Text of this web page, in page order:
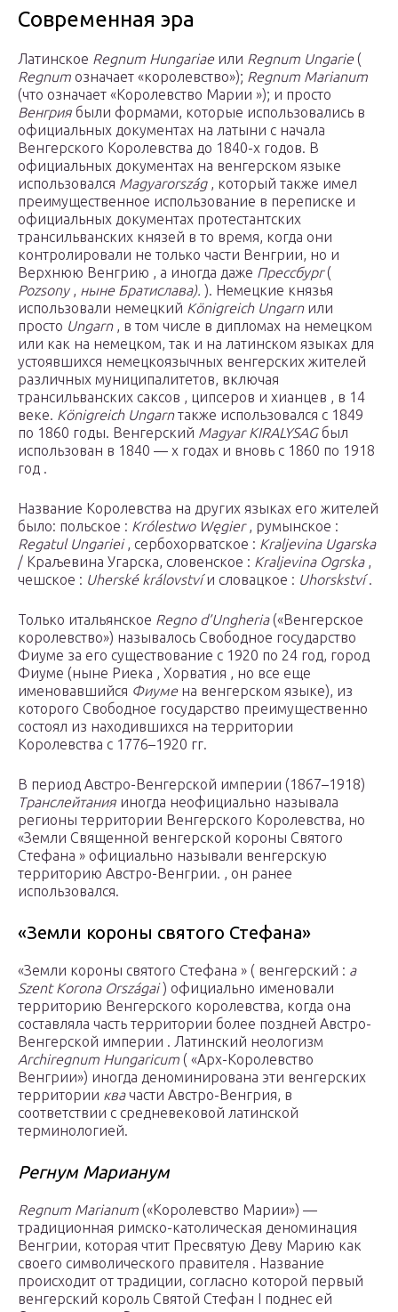
Современная эра
Латинское Regnum Hungariaeили Regnum Ungarie(
Regnum означает «королевство»); Regnum Marianum
(что означает «Королевство Марии »); и просто
Венгрия были формами, которые использовались в
официальных документах на латыни с начала
Венгерского Королевства до 1840-х годов. В
официальных документах на венгерском языке
использовался Magyarország, который также имел
преимущественное использование в переписке и
официальных документах протестантских
трансильванских князей в то время, когда они
контролировали не только части Венгрии, но и
Верхнюю Венгрию , а иногда даже Прессбург(
Pozsony, ныне Братислава). ). Немецкие князья
использовали немецкий Königreich Ungarnили
просто Ungarn, в том числе в дипломах на немецком
или как на немецком, так и на латинском языках для
устоявшихся немецкоязычных венгерских жителей
различных муниципалитетов, включая
трансильванских саксов , ципсеров и хианцев , в 14
веке. Königreich Ungarnтакже использовался с 1849
по 1860 годы. Венгерский Magyar KIRALYSAGбыл
использован в 1840 — х годах и вновь с 1860 по 1918
год .
Название Королевства на других языках его жителей
было: польское : Królestwo Węgier, румынское :
Regatul Ungariei, сербохорватское : Kraljevina Ugarska
/ Краљевина Угарска, словенское : Kraljevina Ogrska,
чешское : Uherské královstvíи словацкое : Uhorskství.
Только итальянское Regno d’Ungheria(«Венгерское
королевство») называлось Свободное государство
Фиуме за его существование с 1920 по 24 год, город
Фиуме (ныне Риека , Хорватия , но все еще
именовавшийся Фиумена венгерском языке), из
которого Свободное государство преимущественно
состоял из находившихся на территории
Королевства с 1776–1920 гг.
В период Австро-Венгерской империи (1867–1918)
Транслейтания иногда неофициально называла
регионы территории Венгерского Королевства, но
«Земли Священной венгерской короны Святого
Стефана » официально называли венгерскую
территорию Австро-Венгрии. , он ранее
использовался.
«Земли короны святого Стефана»
«Земли короны святого Стефана » ( венгерский : a
Szent Korona Országai) официально именовали
территорию Венгерского королевства, когда она
составляла часть территории более поздней Австро-
Венгерской империи . Латинский неологизм
Archiregnum Hungaricum ( «Арх-Королевство
Венгрии») иногда деноминирована эти венгерских
территории квачасти Австро-Венгрия, в
соответствии с средневековой латинской
терминологией.
Регнум Марианум
Regnum Marianum («Королевство Марии») —
традиционная римско-католическая деноминация
Венгрии, которая чтит Пресвятую Деву Марию как
своего символического правителя . Название
происходит от традиции, согласно которой первый
венгерский король Святой Стефан I поднес ей